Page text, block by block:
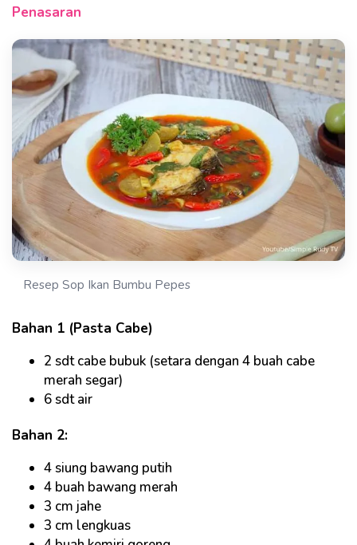
Penasaran
Resep Sop Ikan Bumbu Pepes
Bahan 1 (Pasta Cabe)
2 sdt cabe bubuk (setara dengan 4 buah cabe
merah segar)
6 sdt air
Bahan 2:
4 siung bawang putih
4 buah bawang merah
3 cm jahe
3 cm lengkuas